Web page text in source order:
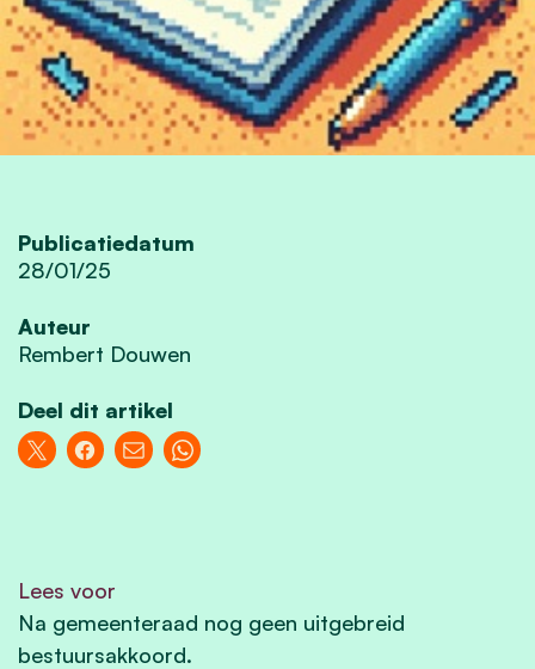
Publicatiedatum
28/01/25
Auteur
Rembert Douwen
Deel dit artikel
Lees voor
Na gemeenteraad nog geen uitgebreid
bestuursakkoord.